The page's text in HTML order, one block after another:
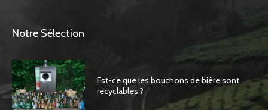
Notre Sélection
Est-ce que les bouchons de bière sont
recyclables ?